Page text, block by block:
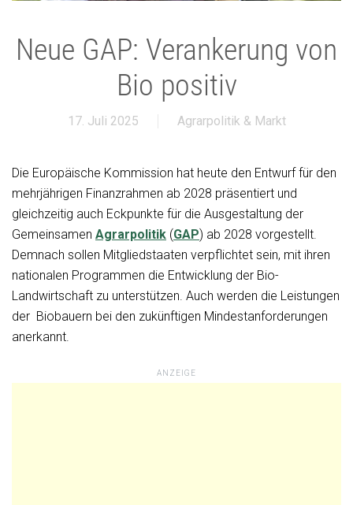
Neue GAP: Verankerung von
Bio positiv
17. Juli 2025 Agrarpolitik & Markt
Die Europäische Kommission hat heute den Entwurf für den
mehrjährigen Finanzrahmen ab 2028 präsentiert und
gleichzeitig auch Eckpunkte für die Ausgestaltung der
Gemeinsamen Agrarpolitik (GAP) ab 2028 vorgestellt.
Demnach sollen Mitgliedstaaten verpflichtet sein, mit ihren
nationalen Programmen die Entwicklung der Bio-
Landwirtschaft zu unterstützen. Auch werden die Leistungen
der Biobauern bei den zukünftigen Mindestanforderungen
anerkannt.
ANZEIGE